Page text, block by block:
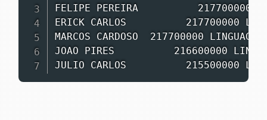
FELIPE PEREIRA          217700000
ERICK CARLOS          217700000
MARCOS CARDOSO  217700000
JOAO PIRES          216600000
JULIO CARLOS          215500000